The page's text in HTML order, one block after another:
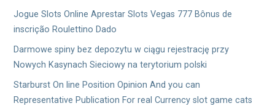
Jogue Slots Online Aprestar Slots Vegas 777 Bônus de
inscrição Roulettino Dado
Darmowe spiny bez depozytu w ciągu rejestrację przy
Nowych Kasynach Sieciowy na terytorium polski
Starburst On line Position Opinion And you can
Representative Publication For real Currency slot game cats